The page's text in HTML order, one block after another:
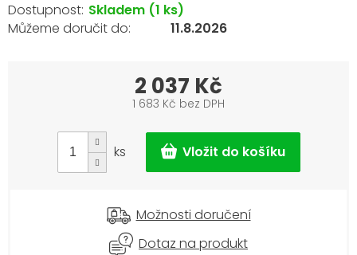
Skladem (1 ks)
11.8.2026
2 037 Kč
1 683 Kč bez DPH
cena:
ks
Možnosti doručení
Dotaz na produkt